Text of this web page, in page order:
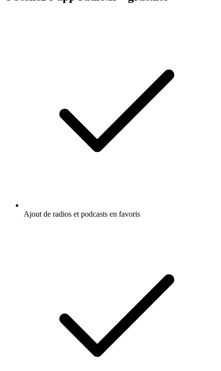
Ajout de radios et podcasts en favoris